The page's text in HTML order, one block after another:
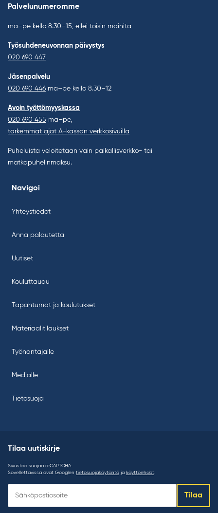
Palvelunumeromme
ma–pe kello 8.30–15, ellei toisin mainita
Työsuhdeneuvonnan päivystys
020 690 447
Jäsenpalvelu
020 690 446 ma–pe kello 8.30–12
Avoin työttömyyskassa
020 690 455 ma–pe,
tarkemmat ajat A-kassan verkkosivuilla
Puheluista veloitetaan vain paikallisverkko- tai
matkapuhelinmaksu.
Navigoi
Yhteystiedot
Anna palautetta
Uutiset
Kouluttaudu
Tapahtumat ja koulutukset
Materiaalitilaukset
Työnantajalle
Medialle
Tietosuoja
Tilaa uutiskirje
Sivustoa suojaa reCAPTCHA.
Sovellettavissa ovat Googlen tietosuojakäytäntö ja käyttöehdot.
uutiskirje:
Tilaa